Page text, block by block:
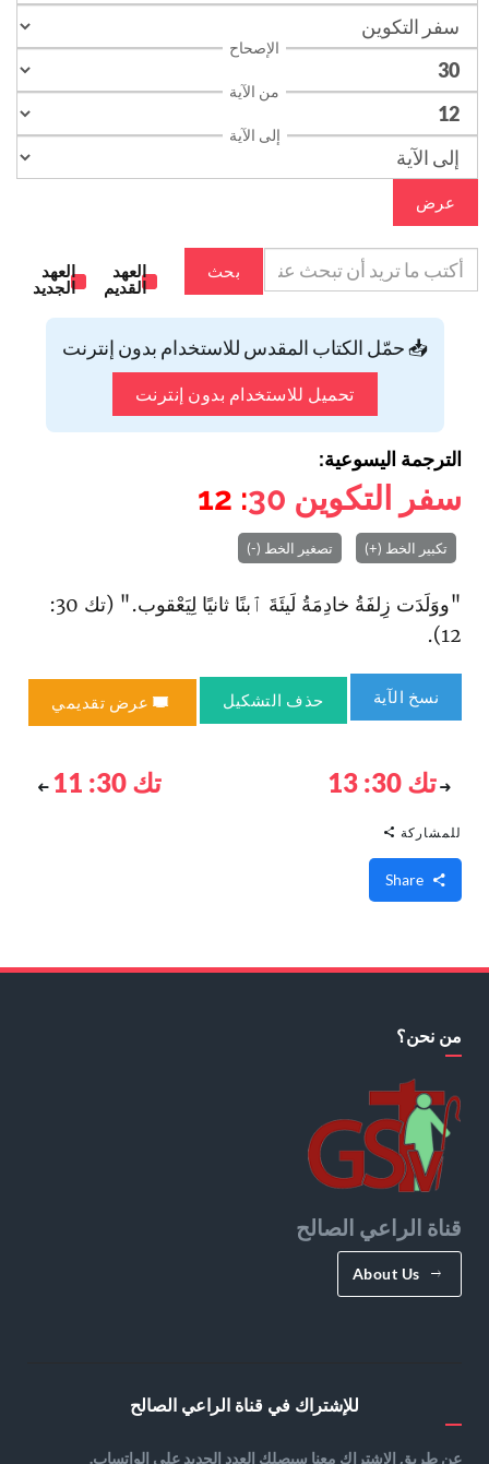
الإصحاح
من الآية
إلى الآية
عرض
بحث
العهد
القديم
العهد
الجديد
📥 حمّل الكتاب المقدس للاستخدام بدون إنترنت
تحميل للاستخدام بدون إنترنت
الترجمة اليسوعية:
سفر التكوين 30
: 12
تكبير الخط (+) تصغير الخط (-)
"ووَلَدَت زِلفَةُ خادِمَةُ لَيئَةَ ٱبنًا ثانيًا لِيَعْقوب." (تك 30:
12).
نسخ الآية حذف التشكيل عرض تقديمي
تك 30: 13 تك 30: 11
للمشاركة
من نحن؟
قناة الراعي الصالح
About Us
للإشتراك في قناة الراعي الصالح
عن طريق الإشتراك معنا سيصلك العدد الجديد على الواتساب.